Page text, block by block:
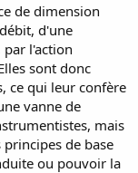
de dimension
d'une
l'action
sont donc
ce qui leur confère
vanne de
mais
de base
ou pouvoir la